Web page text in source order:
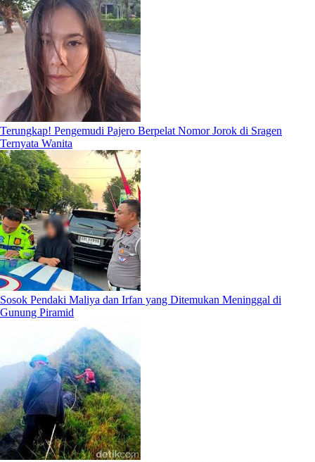
Terungkap! Pengemudi Pajero Berpelat Nomor Jorok di Sragen
Ternyata Wanita
Sosok Pendaki Maliya dan Irfan yang Ditemukan Meninggal di
Gunung Piramid